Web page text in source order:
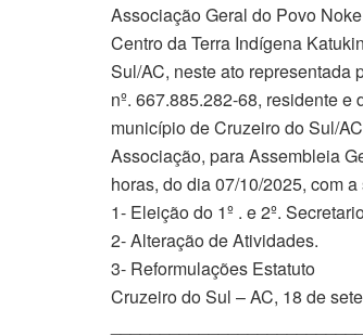
Associação Geral do Povo
Centro da Terra Indígena
Sul/AC, neste ato representada
nº. 667.885.282-68, residente e
município de Cruzeiro do Sul/
Associação, para Assembleia
horas, do dia 07/10/2025, com
1- Eleição do 1º . e 2º.
2- Alteração de Atividades.
3- Reformulações Estatuto
Cruzeiro do Sul – AC, 18 de